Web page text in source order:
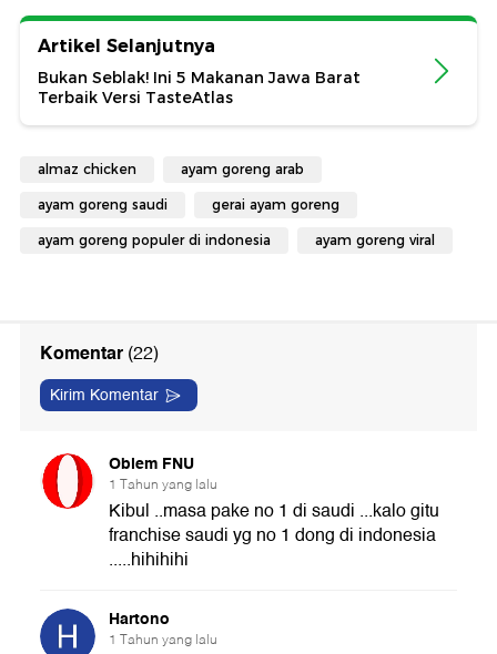
Artikel Selanjutnya
Bukan Seblak! Ini 5 Makanan Jawa Barat
Terbaik Versi TasteAtlas
almaz chicken ayam goreng arab
ayam goreng saudi gerai ayam goreng
ayam goreng populer di indonesia ayam goreng viral